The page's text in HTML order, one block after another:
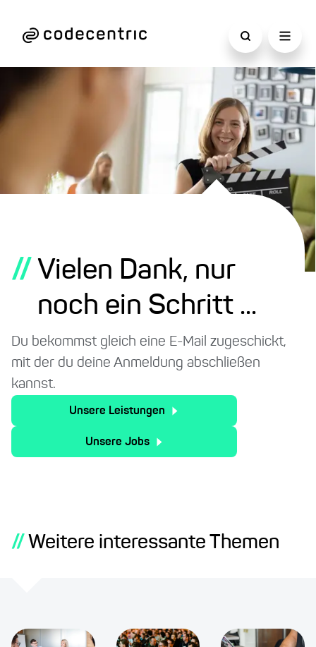
// Vielen Dank, nur
noch ein Schritt ...
Du bekommst gleich eine E-Mail zugeschickt,
mit der du deine Anmeldung abschließen
kannst.
Unsere Leistungen
Unsere Jobs
// Weitere interessante Themen